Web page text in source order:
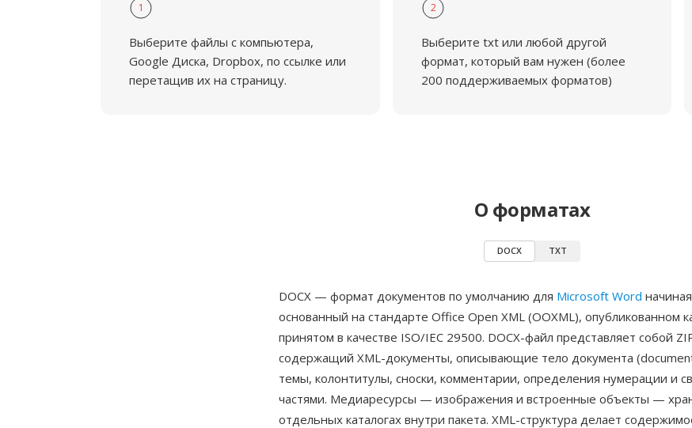
1
Выберите файлы с компьютера,
Google Диска, Dropbox, по ссылке или
перетащив их на страницу.
2
Выберите txt или любой другой
формат, который вам нужен (более
200 поддерживаемых форматов)
О форматах
DOCX TXT
DOCX — формат документов по умолчанию для Microsoft Word
основанный на стандарте Office Open XML (OOXML), опубликованном
принятом в качестве ISO/IEC 29500. DOCX-файл представляет собой
содержащий XML-документы, описывающие тело документа
темы, колонтитулы, сноски, комментарии, определения нумерации и
частями. Медиаресурсы — изображения и встроенные объекты —
отдельных каталогах внутри пакета. XML-структура делает